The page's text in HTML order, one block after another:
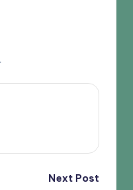
Next Post